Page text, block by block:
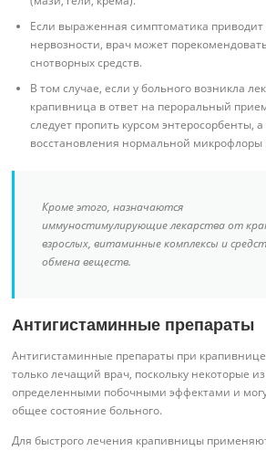
Если выраженная симптоматика
нервозности, врач может
снотворных средств.
В том случае, если у больного возникла
крапивница в ответ на пероральный
следует пропить курсом энтеросорбенты,
восстановления нормальной
Кроме этого, назначаются
иммуностимулирующие лекарства от
взрослых, витаминные комплексы и
обмена веществ.
Антигистаминные препараты
Антигистаминные препараты при
только лечащий врач, поскольку некоторые
определенными побочными эффектами и
общее состояние больного.
Для быстрого лечения крапивницы